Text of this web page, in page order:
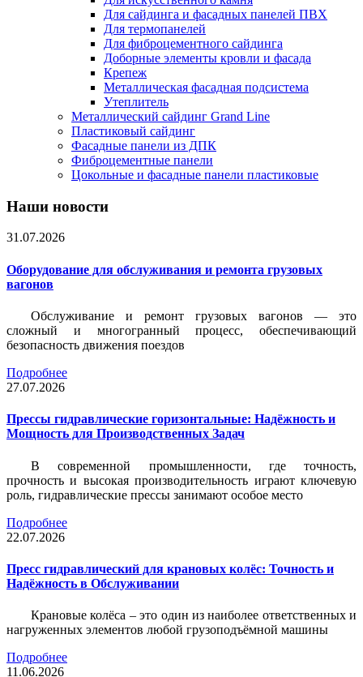
Для сайдинга и фасадных панелей ПВХ
Для термопанелей
Для фиброцементного сайдинга
Доборные элементы кровли и фасада
Крепеж
Металлическая фасадная подсистема
Утеплитель
Металлический сайдинг Grand Line
Пластиковый сайдинг
Фасадные панели из ДПК
Фиброцементные панели
Цокольные и фасадные панели пластиковые
Наши новости
31.07.2026
Оборудование для обслуживания и ремонта грузовых
вагонов
Обслуживание и ремонт грузовых вагонов — это
сложный и многогранный процесс, обеспечивающий
безопасность движения поездов
Подробнее
27.07.2026
Прессы гидравлические горизонтальные: Надёжность и
Мощность для Производственных Задач
В современной промышленности, где точность,
прочность и высокая производительность играют ключевую
роль, гидравлические прессы занимают особое место
Подробнее
22.07.2026
Пресс гидравлический для крановых колёс: Точность и
Надёжность в Обслуживании
Крановые колёса – это один из наиболее ответственных и
нагруженных элементов любой грузоподъёмной машины
Подробнее
11.06.2026